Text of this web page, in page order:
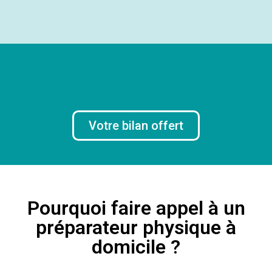
Votre bilan offert
Pourquoi faire appel à un
préparateur physique à
domicile ?